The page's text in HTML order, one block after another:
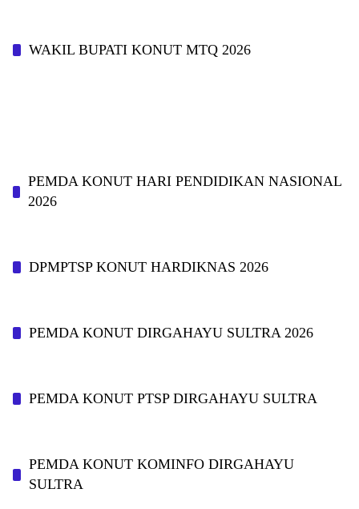
WAKIL BUPATI KONUT MTQ 2026
PEMDA KONUT HARI PENDIDIKAN NASIONAL
2026
DPMPTSP KONUT HARDIKNAS 2026
PEMDA KONUT DIRGAHAYU SULTRA 2026
PEMDA KONUT PTSP DIRGAHAYU SULTRA
PEMDA KONUT KOMINFO DIRGAHAYU
SULTRA